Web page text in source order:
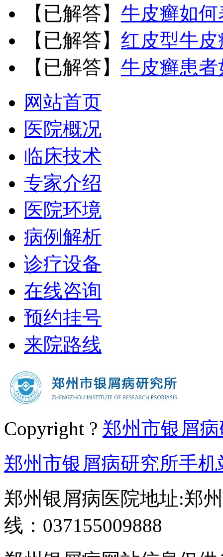
【已解答】 牛皮癣如
【已解答】 红皮型牛
【已解答】 牛皮癣患
网站首页
医院概况
临床技术
专家介绍
医院环境
病例解析
诊疗设备
在线咨询
预约挂号
来院路线
Copyright ? 郑州市银屑
郑州市银屑病研究所手机
郑州银屑病医院地址:郑
线：037155009888